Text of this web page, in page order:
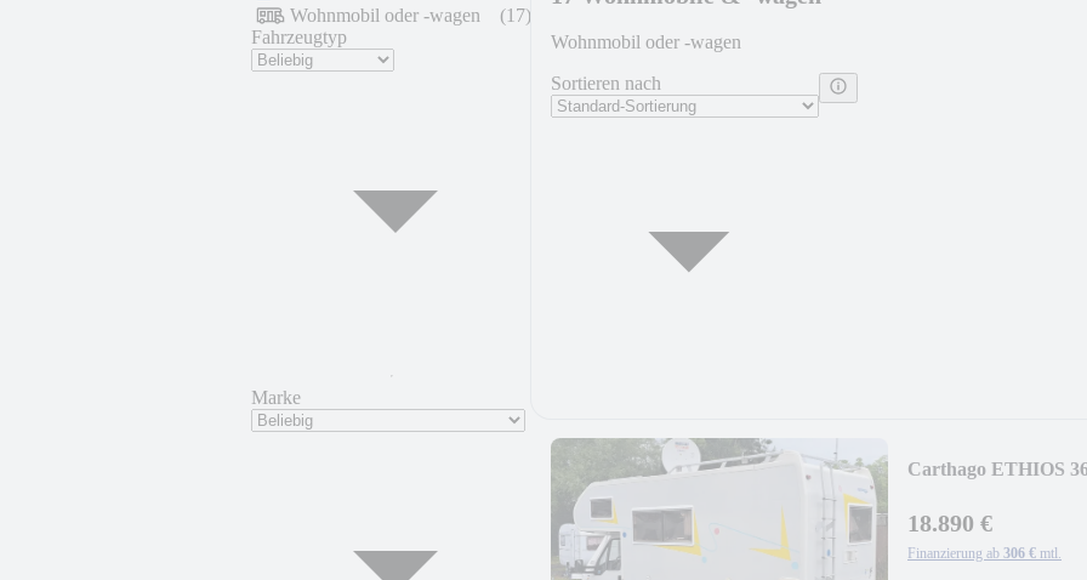
Wohnmobil oder -wagen (17)
Fahrzeugtyp
Marke
Wohnmobil oder -wagen
Sortieren nach
Carthago ETHIOS
18.890 €
Finanzierung ab 306 € mtl.